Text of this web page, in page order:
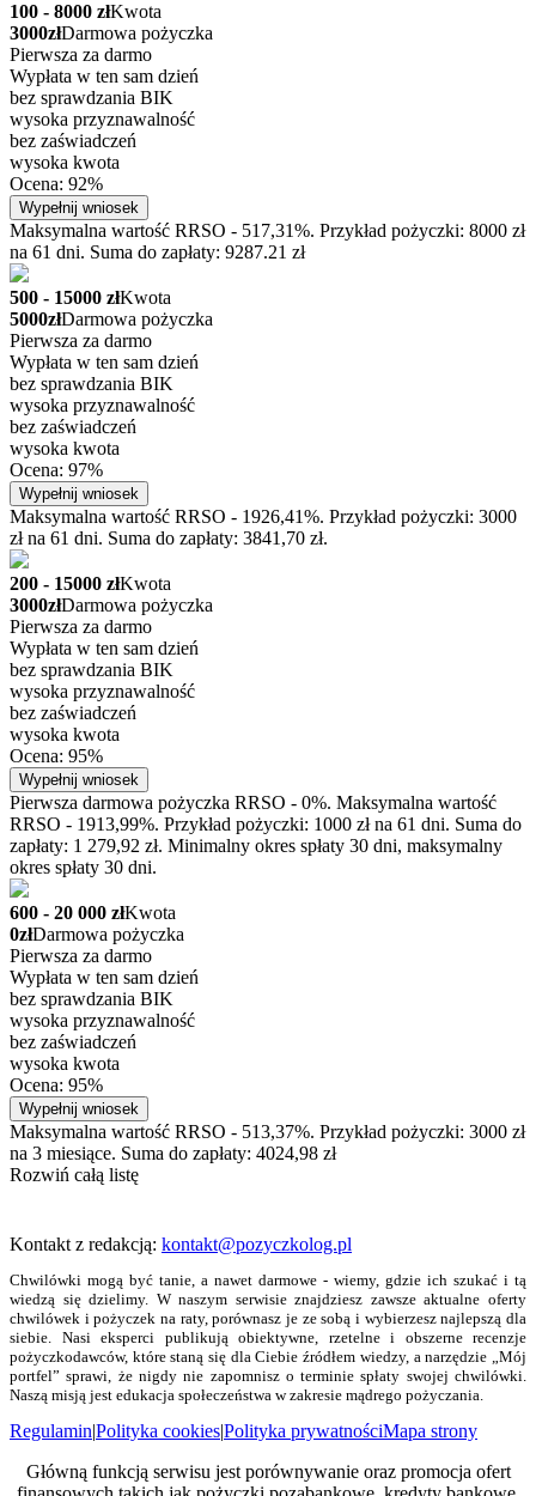
100 - 8000 złKwota
3000złDarmowa pożyczka
Pierwsza za darmo
Wypłata w ten sam dzień
bez sprawdzania BIK
wysoka przyznawalność
bez zaświadczeń
wysoka kwota
Ocena: 92%
Wypełnij wniosek
Maksymalna wartość RRSO - 517,31%. Przykład pożyczki: 8000 zł
na 61 dni. Suma do zapłaty: 9287.21 zł
500 - 15000 złKwota
5000złDarmowa pożyczka
Pierwsza za darmo
Wypłata w ten sam dzień
bez sprawdzania BIK
wysoka przyznawalność
bez zaświadczeń
wysoka kwota
Ocena: 97%
Wypełnij wniosek
Maksymalna wartość RRSO - 1926,41%. Przykład pożyczki: 3000
zł na 61 dni. Suma do zapłaty: 3841,70 zł.
200 - 15000 złKwota
3000złDarmowa pożyczka
Pierwsza za darmo
Wypłata w ten sam dzień
bez sprawdzania BIK
wysoka przyznawalność
bez zaświadczeń
wysoka kwota
Ocena: 95%
Wypełnij wniosek
Pierwsza darmowa pożyczka RRSO - 0%. Maksymalna wartość
RRSO - 1913,99%. Przykład pożyczki: 1000 zł na 61 dni. Suma do
zapłaty: 1 279,92 zł. Minimalny okres spłaty 30 dni, maksymalny
okres spłaty 30 dni.
600 - 20 000 złKwota
0złDarmowa pożyczka
Pierwsza za darmo
Wypłata w ten sam dzień
bez sprawdzania BIK
wysoka przyznawalność
bez zaświadczeń
wysoka kwota
Ocena: 95%
Wypełnij wniosek
Maksymalna wartość RRSO - 513,37%. Przykład pożyczki: 3000 zł
na 3 miesiące. Suma do zapłaty: 4024,98 zł
Rozwiń całą listę
Kontakt z redakcją: kontakt@pozyczkolog.pl
Chwilówki mogą być tanie, a nawet darmowe - wiemy, gdzie ich szukać i tą
wiedzą się dzielimy. W naszym serwisie znajdziesz zawsze aktualne oferty
chwilówek i pożyczek na raty, porównasz je ze sobą i wybierzesz najlepszą dla
siebie. Nasi eksperci publikują obiektywne, rzetelne i obszerne recenzje
pożyczkodawców, które staną się dla Ciebie źródłem wiedzy, a narzędzie „Mój
portfel” sprawi, że nigdy nie zapomnisz o terminie spłaty swojej chwilówki.
Naszą misją jest edukacja społeczeństwa w zakresie mądrego pożyczania.
RegulaminPolityka cookiesPolityka prywatnościMapa strony
Główną funkcją serwisu jest porównywanie oraz promocja ofert